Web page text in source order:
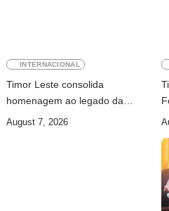
INTERNACIONAL
Timor Leste consolida
homenagem ao legado da
INTERFET com avanço de
August 7, 2026